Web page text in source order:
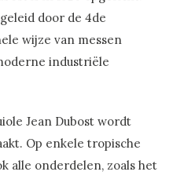
door de 4de
wijze van messen
industriële
Jean Dubost wordt
Op enkele tropische
alle onderdelen, zoals het